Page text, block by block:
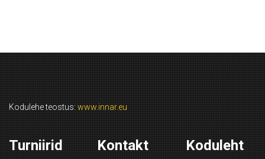
Kodulehe teostus: www.innar.eu
Turniirid Kontakt Koduleht